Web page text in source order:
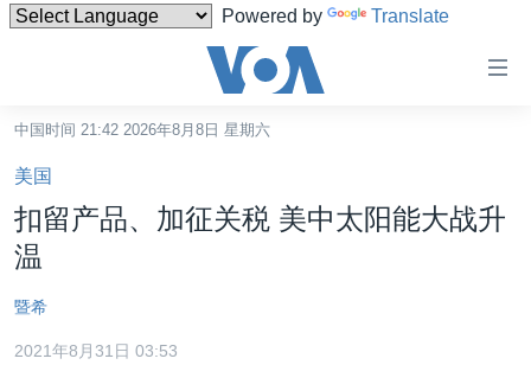
Powered by Translate
碍
链
接
跳
转
内
容
中国
中国时间 21:42 2026年8月8日 星期六
美国
扣留产品、加征关税 美中太阳能大战升
温
暨希
2021年8月31日 03:53